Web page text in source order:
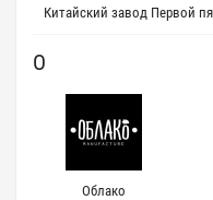
Китайский завод Первой
О
Облако